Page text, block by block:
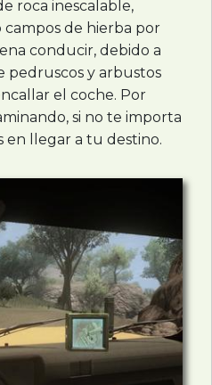
roca inescalable,
de hierba por
conducir, debido a
pedruscos y arbustos
el coche. Por
si no te importa
en llegar a tu destino.